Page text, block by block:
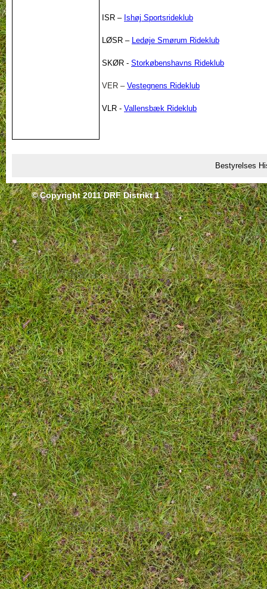
ISR – Ishøj Sportsrideklub
LØSR – Ledøje Smørum Rideklub
SKØR - Storkøbenshavns Rideklub
VER – Vestegnens Rideklub
VLR - Vallensbæk Rideklub
Bestyrelses
© Copyright 2011 DRF Distrikt 1